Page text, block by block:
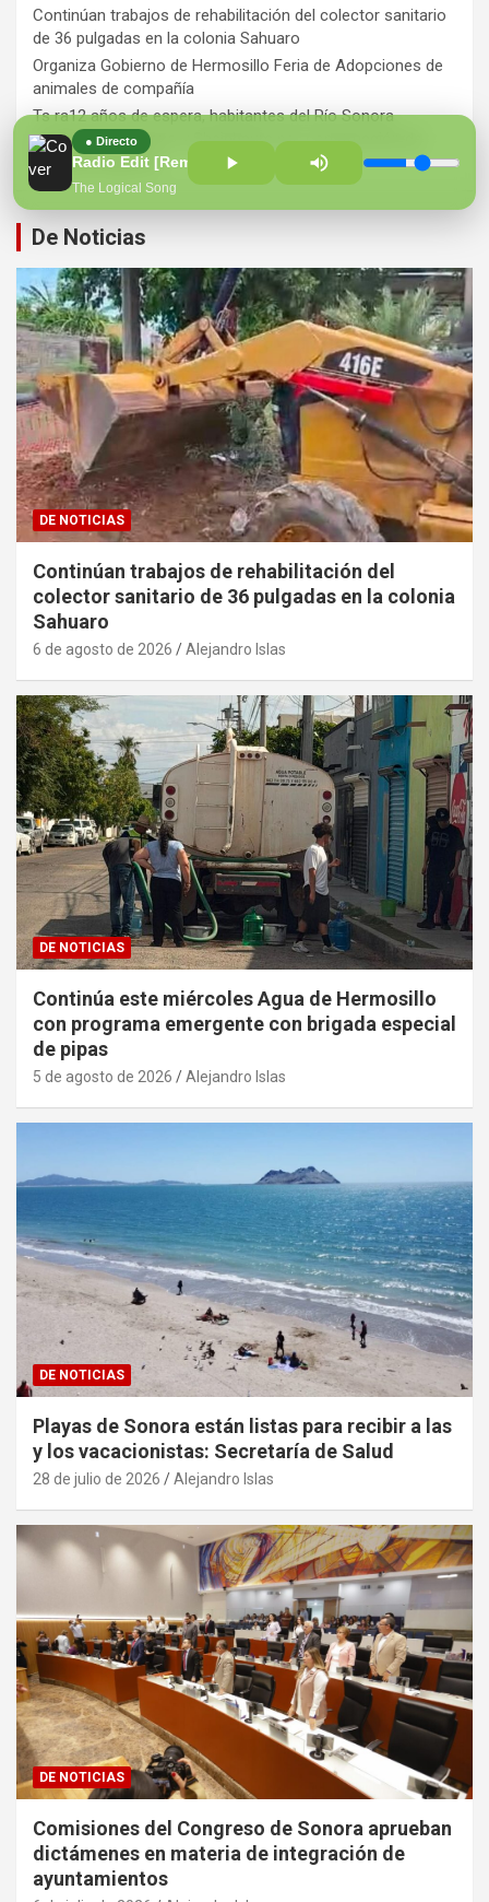
● Directo
The Logical Song
Continúan trabajos de rehabilitación del colector sanitario
de 36 pulgadas en la colonia Sahuaro
Organiza Gobierno de Hermosillo Feria de Adopciones de
animales de compañía
Ts ra12 años de espera, habitantes del Río Sonora
agradecen a Durazo y Sheinbaum por construcción de
Hospital Regional
De Noticias
DE NOTICIAS
Continúan trabajos de rehabilitación del
colector sanitario de 36 pulgadas en la colonia
Sahuaro
6 de agosto de 2026 Alejandro Islas
DE NOTICIAS
Continúa este miércoles Agua de Hermosillo
con programa emergente con brigada especial
de pipas
5 de agosto de 2026 Alejandro Islas
DE NOTICIAS
Playas de Sonora están listas para recibir a las
y los vacacionistas: Secretaría de Salud
28 de julio de 2026 Alejandro Islas
DE NOTICIAS
Comisiones del Congreso de Sonora aprueban
dictámenes en materia de integración de
ayuntamientos